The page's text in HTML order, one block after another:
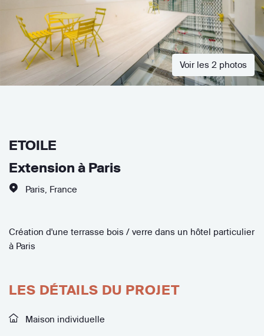
Voir les 2 photos
ETOILE
Extension à Paris
Paris France
Création d'une terrasse bois / verre dans un hôtel particulier
à Paris
LES DÉTAILS DU PROJET
Maison individuelle